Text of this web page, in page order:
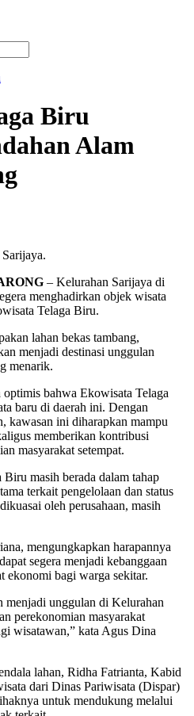
Biru
Alam
– Kelurahan Sarijaya di
menghadirkan objek wisata
Telaga Biru.
lahan bekas tambang,
menjadi destinasi unggulan
menarik.
bahwa Ekowisata Telaga
baru di daerah ini. Dengan
kawasan ini diharapkan mampu
memberikan kontribusi
masyarakat setempat.
masih berada dalam tahap
terkait pengelolaan dan status
oleh perusahaan, masih
mengungkapkan harapannya
segera menjadi kebanggaan
ekonomi bagi warga sekitar.
menjadi unggulan di Kelurahan
perekonomian masyarakat
wisatawan,” kata Agus Dina
lahan, Ridha Fatrianta, Kabid
dari Dinas Pariwisata (Dispar)
untuk mendukung melalui